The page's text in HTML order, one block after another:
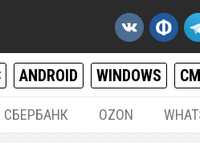
ANDROID WINDOWS
СБЕРБАНК OZON